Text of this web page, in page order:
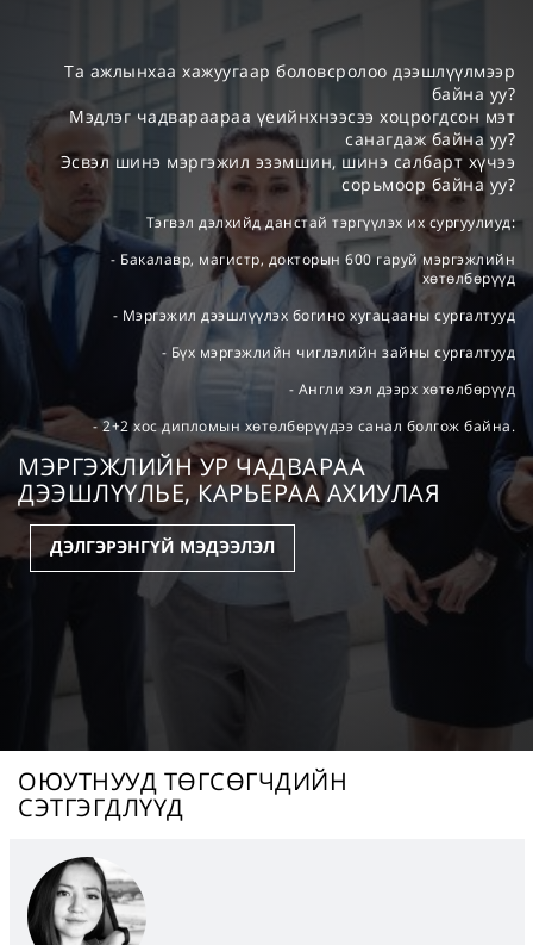
Та ажлынхаа хажуугаар боловсролоо дээшлүүлмээр
байна уу?
Мэдлэг чадвараараа үеийнхнээсээ хоцрогдсон мэт
санагдаж байна уу?
Эсвэл шинэ мэргэжил эзэмшин, шинэ салбарт хүчээ
сорьмоор байна уу?
Тэгвэл дэлхийд данстай тэргүүлэх их сургуулиуд:
- Бакалавр, магистр, докторын 600 гаруй мэргэжлийн
хөтөлбөрүүд
- Мэргэжил дээшлүүлэх богино хугацааны сургалтууд
- Бүх мэргэжлийн чиглэлийн зайны сургалтууд
- Англи хэл дээрх хөтөлбөрүүд
- 2+2 хос дипломын хөтөлбөрүүдээ санал болгож байна.
МЭРГЭЖЛИЙН УР ЧАДВАРАА
ДЭЭШЛҮҮЛЬЕ, КАРЬЕРАА АХИУЛАЯ
ДЭЛГЭРЭНГҮЙ МЭДЭЭЛЭЛ
ОЮУТНУУД ТӨГСӨГЧДИЙН
СЭТГЭГДЛҮҮД